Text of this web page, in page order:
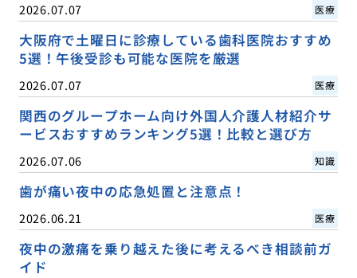
2026.07.07 医療
大阪府で土曜日に診療している歯科医院おすすめ
5選！午後受診も可能な医院を厳選
2026.07.07 医療
関西のグループホーム向け外国人介護人材紹介サ
ービスおすすめランキング5選！比較と選び方
2026.07.06 知識
歯が痛い夜中の応急処置と注意点！
2026.06.21 医療
夜中の激痛を乗り越えた後に考えるべき相談前ガ
イド